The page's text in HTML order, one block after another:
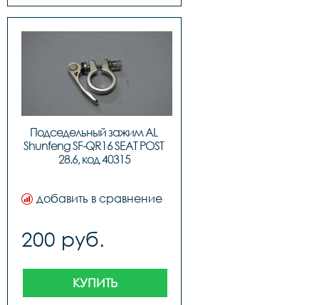
Подседельный зажим AL
Shunfeng SF-QR16 SEAT POST
28.6, код 40315
добавить в сравнение
200 руб.
КУПИТЬ